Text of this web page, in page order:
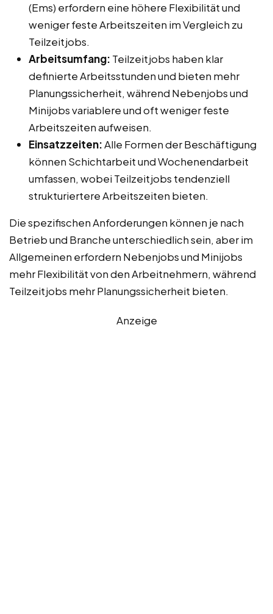
(Ems) erfordern eine höhere Flexibilität und
weniger feste Arbeitszeiten im Vergleich zu
Teilzeitjobs.
Arbeitsumfang: Teilzeitjobs haben klar
definierte Arbeitsstunden und bieten mehr
Planungssicherheit, während Nebenjobs und
Minijobs variablere und oft weniger feste
Arbeitszeiten aufweisen.
Einsatzzeiten:Alle Formen der Beschäftigung
können Schichtarbeit und Wochenendarbeit
umfassen, wobei Teilzeitjobs tendenziell
strukturiertere Arbeitszeiten bieten.
Die spezifischen Anforderungen können je nach
Betrieb und Branche unterschiedlich sein, aber im
Allgemeinen erfordern Nebenjobs und Minijobs
mehr Flexibilität von den Arbeitnehmern, während
Teilzeitjobs mehr Planungssicherheit bieten.
Anzeige